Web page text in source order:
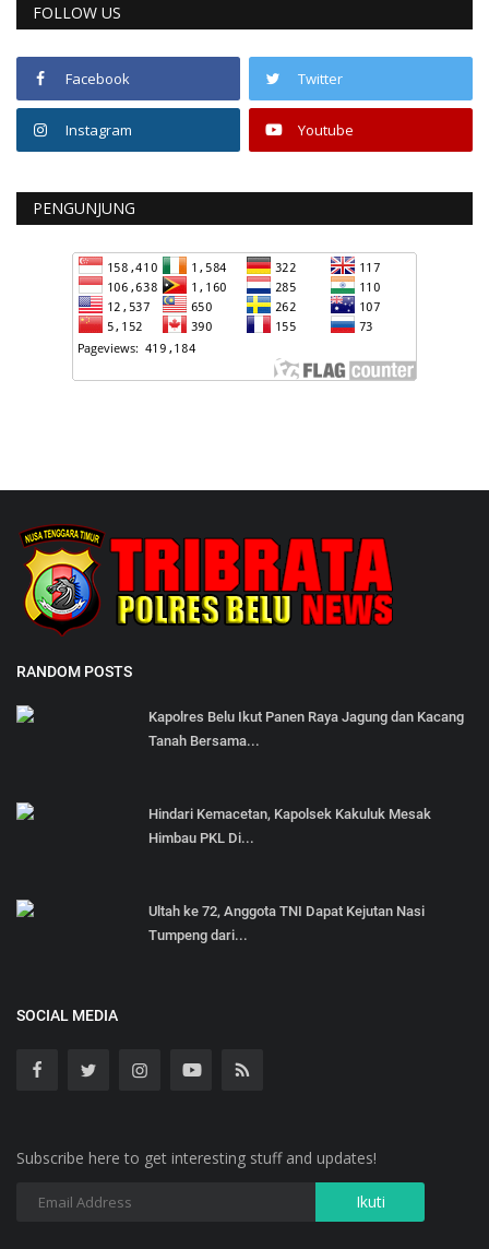
FOLLOW US
Facebook Twitter
Instagram Youtube
PENGUNJUNG
RANDOM POSTS
Kapolres Belu Ikut Panen Raya Jagung dan Kacang
Tanah Bersama...
Hindari Kemacetan, Kapolsek Kakuluk Mesak
Himbau PKL Di...
Ultah ke 72, Anggota TNI Dapat Kejutan Nasi
Tumpeng dari...
SOCIAL MEDIA
Subscribe here to get interesting stuff and updates!